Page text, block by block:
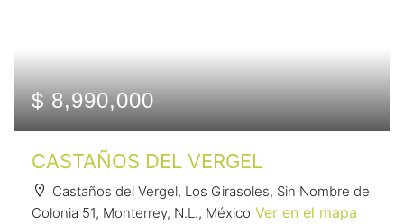
$ 8,990,000
CASTAÑOS DEL VERGEL
Castaños del Vergel, Los Girasoles, Sin Nombre de
Colonia 51, Monterrey, N.L., México Ver en el mapa